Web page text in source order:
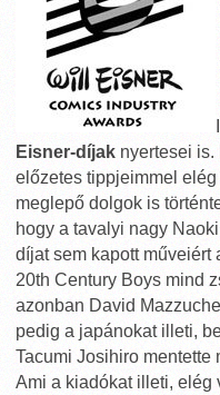
Eisner-díjak nyertesei is.
előzetes tippjeimmel
meglepő dolgok is
hogy a tavalyi nagy
díjat sem kapott műveiért
20th Century Boys mind
azonban David
pedig a japánokat illeti,
Tacumi Josihiro mentette
Ami a kiadókat illeti, elég